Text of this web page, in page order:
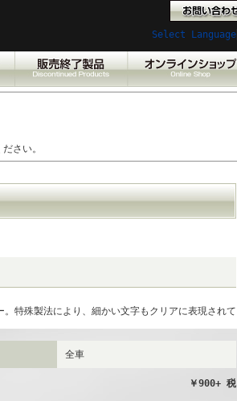
Select Language
さい。
特殊製法により、細かい文字もクリアに表現されて
全車
￥900+ 税